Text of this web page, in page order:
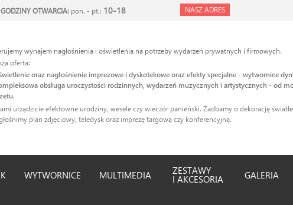
GODZINY OTWARCIA: pon. - pt.: 10-18 NASZ ADRES
wynajem nagłośnienia i oświetlenia na potrzeby wydarzeń prywatnych i firmowych.
oferta:
oraz nagłośnienie imprezowe i dyskotekowe oraz efekty specjalne - wytwornice
obsługa uroczystości rodzinnych, wydarzeń muzycznych i artystycznych - od
urządzicie efektowne urodziny, wesele czy wieczór panieński. Zadbamy o dekorację
plan zdjęciowy, teledysk oraz imprezę targową czy konferencyjną.
WYTWORNICE MULTIMEDIA ZESTAWY
I AKCESORIA GALERIA